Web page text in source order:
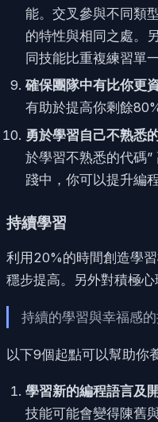
能。交叉參與不同類
的特性與相同之處。
同技能比重複練習單
確保團隊中有比你更
有助於提高你剩餘
勇於學習自己不熟悉
於學習不熟悉的代碼
踐中，你可以提升編程
持續學習
利用20%的時間創造學
穩步提高。另外對積極心
持續的學習與幸福感
以下9個起點可以幫助你
學習新的編程語言及
技能可能會變得陳舊